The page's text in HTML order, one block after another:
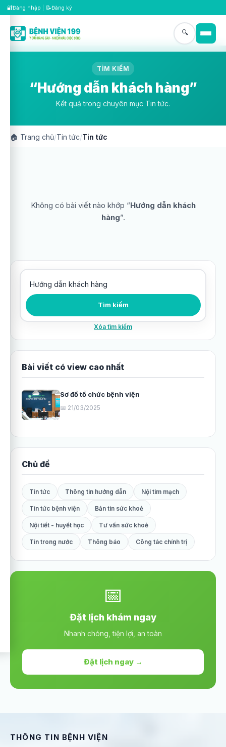
🔐Đăng nhập 📝Đăng ký
🔍
TÌM KIẾM
“Hướng dẫn khách hàng”
Kết quả trong chuyên mục Tin tức.
🏠 Trang chủ/Tin tức/Tin tức
Không có bài viết nào khớp “Hướng dẫn khách
hàng”.
Tìm kiếm bài viết Tìm kiếm
Xóa tìm kiếm
Bài viết có view cao nhất
Sơ đồ tổ chức bệnh viện
📅 21/03/2025
Chủ đề
Tin tức Thông tin hướng dẫn Nội tim mạch
Tin tức bệnh viện Bản tin sức khoẻ
Nội tiết - huyết học Tư vấn sức khoẻ
Tin trong nước Thông báo Công tác chính trị
📅
Đặt lịch khám ngay
Nhanh chóng, tiện lợi, an toàn
Đặt lịch ngay →
THÔNG TIN BỆNH VIỆN